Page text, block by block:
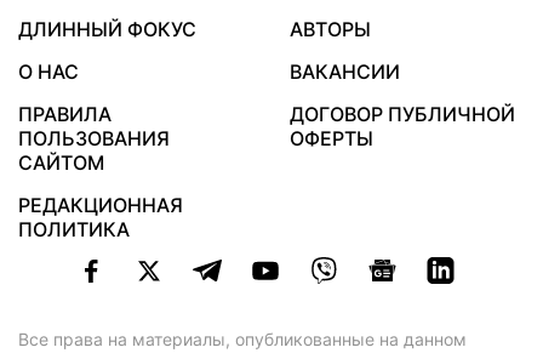
ДЛИННЫЙ ФОКУС
АВТОРЫ
О НАС
ВАКАНСИИ
ПРАВИЛА
ПОЛЬЗОВАНИЯ
САЙТОМ
ДОГОВОР ПУБЛИЧНОЙ
ОФЕРТЫ
РЕДАКЦИОННАЯ
ПОЛИТИКА
Все права на материалы, опубликованные на данном